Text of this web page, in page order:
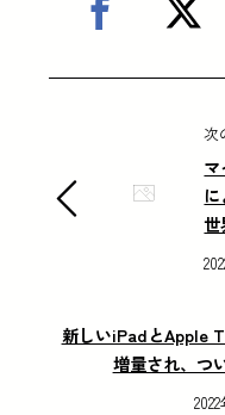
次
新しいiPadとApple
増量され、つ